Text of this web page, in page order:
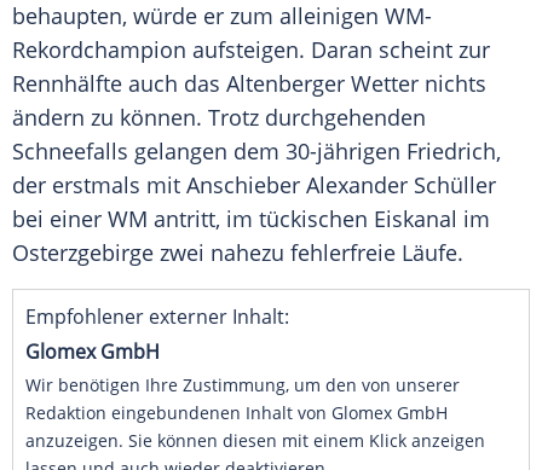
behaupten, würde er zum alleinigen WM-
Rekordchampion aufsteigen. Daran scheint zur
Rennhälfte auch das Altenberger Wetter nichts
ändern zu können. Trotz durchgehenden
Schneefalls gelangen dem 30-jährigen Friedrich,
der erstmals mit Anschieber Alexander Schüller
bei einer WM antritt, im tückischen Eiskanal im
Osterzgebirge zwei nahezu fehlerfreie Läufe.
Empfohlener externer Inhalt:
Glomex GmbH
Wir benötigen Ihre Zustimmung, um den von unserer
Redaktion eingebundenen Inhalt von Glomex GmbH
anzuzeigen. Sie können diesen mit einem Klick anzeigen